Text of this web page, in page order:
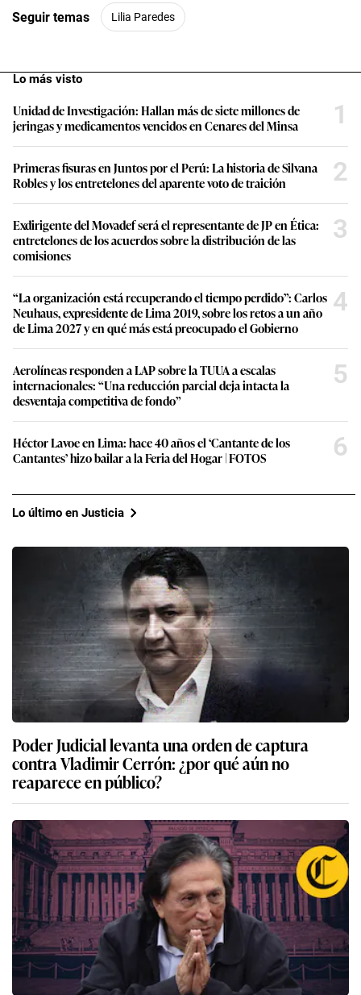
Seguir temas Lilia Paredes
Lo más visto
Unidad de Investigación: Hallan más de siete millones de
jeringas y medicamentos vencidos en Cenares del Minsa
1
Primeras fisuras en Juntos por el Perú: La historia de Silvana
Robles y los entretelones del aparente voto de traición
2
Exdirigente del Movadef será el representante de JP en Ética:
entretelones de los acuerdos sobre la distribución de las
comisiones
3
“La organización está recuperando el tiempo perdido”: Carlos
Neuhaus, expresidente de Lima 2019, sobre los retos a un año
de Lima 2027 y en qué más está preocupado el Gobierno
4
Aerolíneas responden a LAP sobre la TUUA a escalas
internacionales: “Una reducción parcial deja intacta la
desventaja competitiva de fondo”
5
Héctor Lavoe en Lima: hace 40 años el ‘Cantante de los
Cantantes’ hizo bailar a la Feria del Hogar | FOTOS
6
Lo último en Justicia
Poder Judicial levanta una orden de captura
contra Vladimir Cerrón: ¿por qué aún no
reaparece en público?